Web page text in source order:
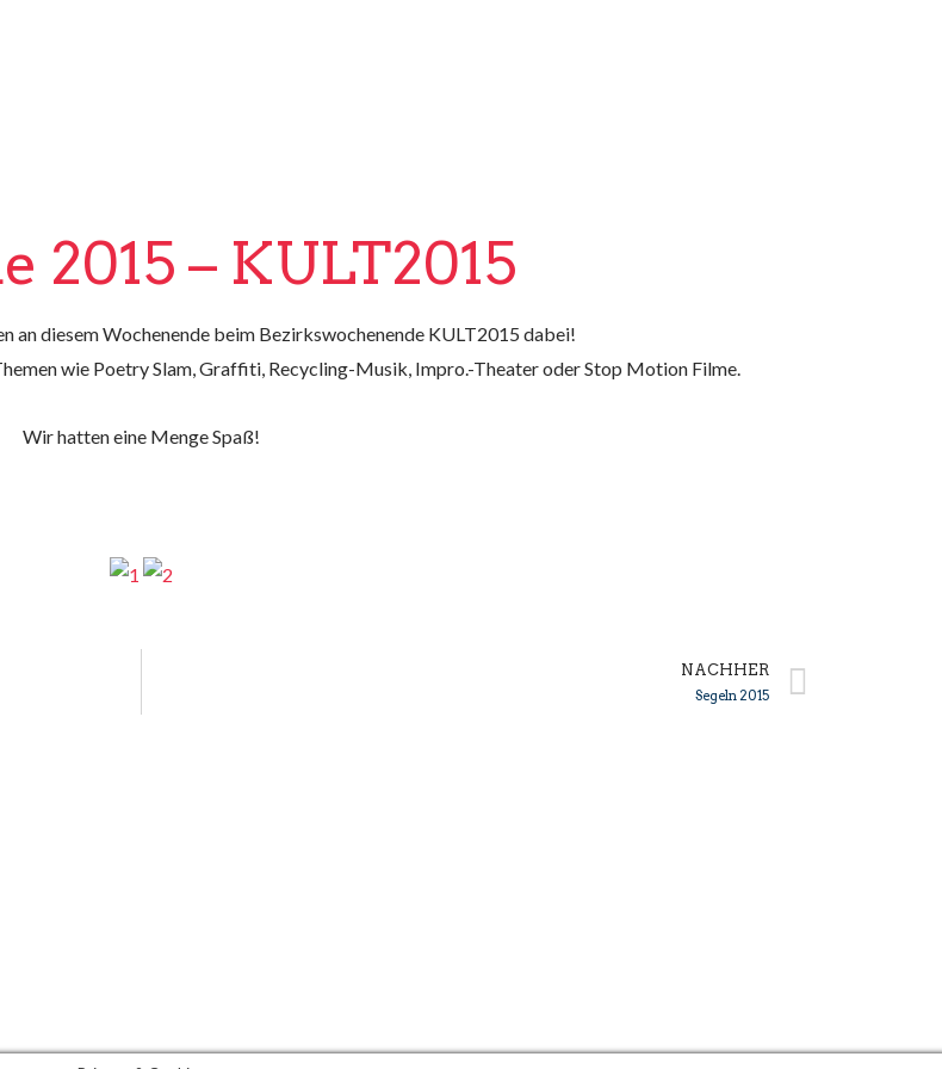
2015 – KULT2015
an diesem Wochenende beim Bezirkswochenende KULT2015 dabei!
wie Poetry Slam, Graffiti, Recycling-Musik, Impro.-Theater oder Stop Motion Filme.
Wir hatten eine Menge Spaß!
NACHHER
Segeln 2015